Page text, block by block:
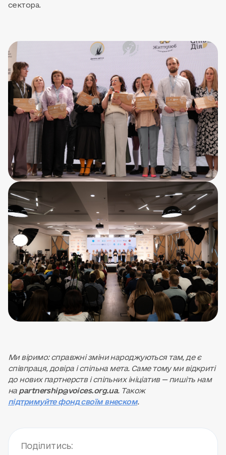
сектора.
Ми віримо: справжні зміни народжуються там, де є
співпраця, довіра і спільна мета. Саме тому ми відкриті
до нових партнерств і спільних ініціатив — пишіть нам
на partnership@voices.org.ua. Також
підтримуйте фонд своїм внеском.
Поділитись: